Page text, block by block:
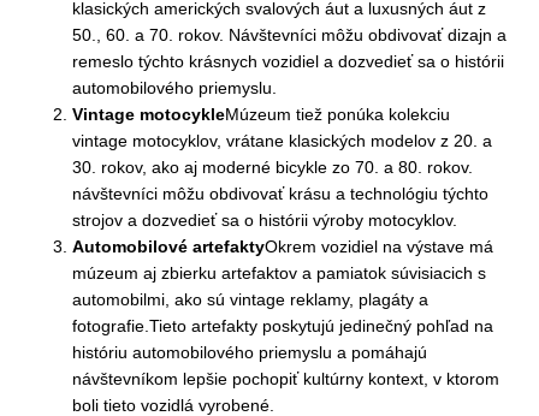
klasických amerických svalových áut a luxusných áut z
50., 60. a 70. rokov. Návštevníci môžu obdivovať dizajn a
remeslo týchto krásnych vozidiel a dozvedieť sa o histórii
automobilového priemyslu.
Vintage motocykleMúzeum tiež ponúka kolekciu
vintage motocyklov, vrátane klasických modelov z 20. a
30. rokov, ako aj moderné bicykle zo 70. a 80. rokov.
návštevníci môžu obdivovať krásu a technológiu týchto
strojov a dozvedieť sa o histórii výroby motocyklov.
Automobilové artefaktyOkrem vozidiel na výstave má
múzeum aj zbierku artefaktov a pamiatok súvisiacich s
automobilmi, ako sú vintage reklamy, plagáty a
fotografie.Tieto artefakty poskytujú jedinečný pohľad na
históriu automobilového priemyslu a pomáhajú
návštevníkom lepšie pochopiť kultúrny kontext, v ktorom
boli tieto vozidlá vyrobené.